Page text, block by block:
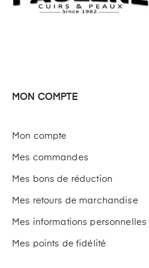
MON COMPTE
Mon compte
Mes commandes
Mes bons de réduction
Mes retours de marchandise
Mes informations personnelles
Mes points de fidélité